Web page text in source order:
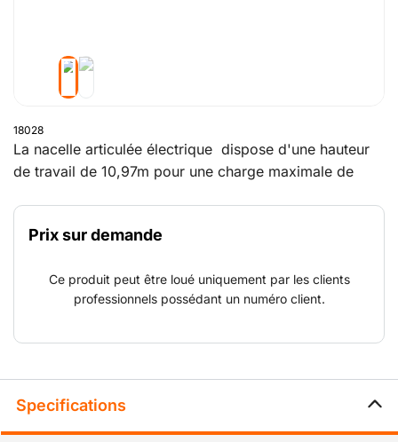
18028
La nacelle articulée électrique dispose d'une hauteur
de travail de 10,97m pour une charge maximale de
chantiers en intérieur de par son côté silencieux et son
absence d’émanation de gaz.Le positionnement
horizontal sur 180 degrés lui confèrent une très grande
accessibilité sur les zones de travail les plus difficiles
Prix sur demande
Ce produit peut être loué uniquement par les clients
professionnels possédant un numéro client.
Specifications